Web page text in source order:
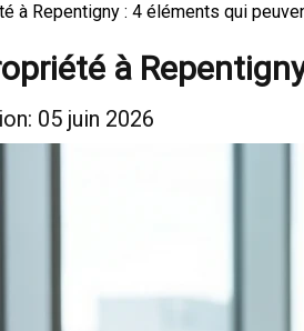
à Repentigny : 4 éléments qui
à
05 juin 2026